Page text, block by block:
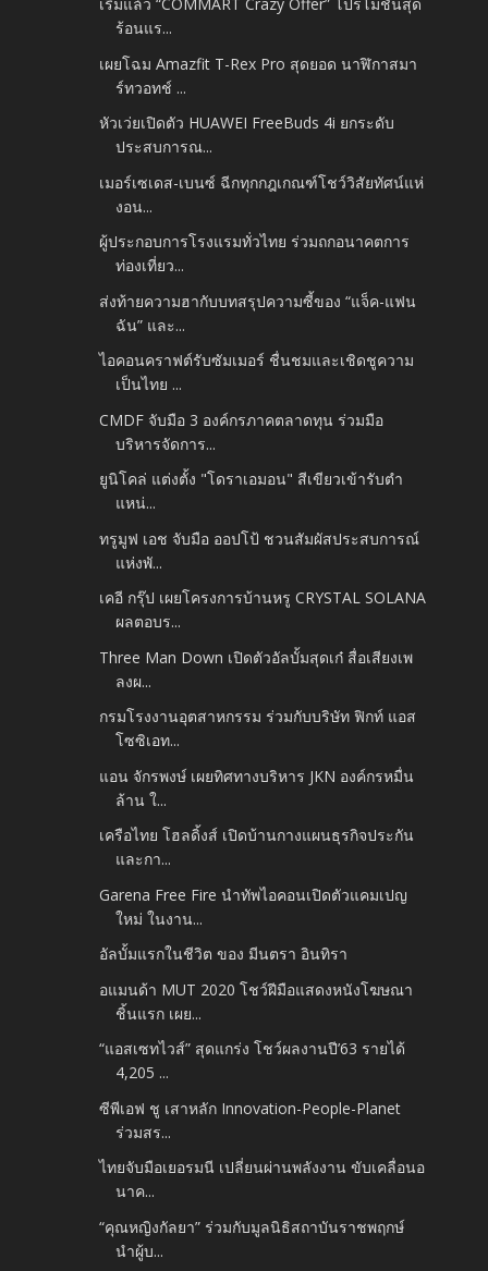
ร้อนแร...
เผยโฉม Amazfit T-Rex Pro สุดยอด นาฬิกาสมา
ร์ทวอทช์ ...
หัวเว่ยเปิดตัว HUAWEI FreeBuds 4i ยกระดับ
ประสบการณ...
เมอร์เซเดส-เบนซ์ ฉีกทุกกฎเกณฑ์โชว์วิสัยทัศน์แห่
งอน...
ผู้ประกอบการโรงแรมทั่วไทย ร่วมถกอนาคตการ
ท่องเที่ยว...
ส่งท้ายความฮากับบทสรุปความซี้ของ “แจ็ค-แฟน
ฉัน” และ...
ไอคอนคราฟต์รับซัมเมอร์ ชื่นชมและเชิดชูความ
เป็นไทย ...
CMDF จับมือ 3 องค์กรภาคตลาดทุน ร่วมมือ
บริหารจัดการ...
ยูนิโคล่ แต่งตั้ง "โดราเอมอน" สีเขียวเข้ารับตำ
แหน่...
ทรูมูฟ เอช จับมือ ออปโป้ ชวนสัมผัสประสบการณ์
แห่งพั...
เคอี กรุ๊ป เผยโครงการบ้านหรู CRYSTAL SOLANA
ผลตอบร...
Three Man Down เปิดตัวอัลบั้มสุดเก๋ สื่อเสียงเพ
ลงผ...
กรมโรงงานอุตสาหกรรม ร่วมกับบริษัท ฟิกท์ แอส
โซซิเอท...
แอน จักรพงษ์ เผยทิศทางบริหาร JKN องค์กรหมื่น
ล้าน ใ...
เครือไทย โฮลดิ้งส์ เปิดบ้านกางแผนธุรกิจประกัน
และกา...
Garena Free Fire นำทัพไอคอนเปิดตัวแคมเปญ
ใหม่ ในงาน...
อัลบั้มแรกในชีวิต ของ มีนตรา อินทิรา
อแมนด้า MUT 2020 โชว์ฝีมือแสดงหนังโฆษณา
ชิ้นแรก เผย...
“แอสเซทไวส์” สุดแกร่ง โชว์ผลงานปี’63 รายได้
4,205 ...
ซีพีเอฟ ชู เสาหลัก Innovation-People-Planet
ร่วมสร...
ไทยจับมือเยอรมนี เปลี่ยนผ่านพลังงาน ขับเคลื่อนอ
นาค...
“คุณหญิงกัลยา” ร่วมกับมูลนิธิสถาบันราชพฤกษ์
นำผู้บ...